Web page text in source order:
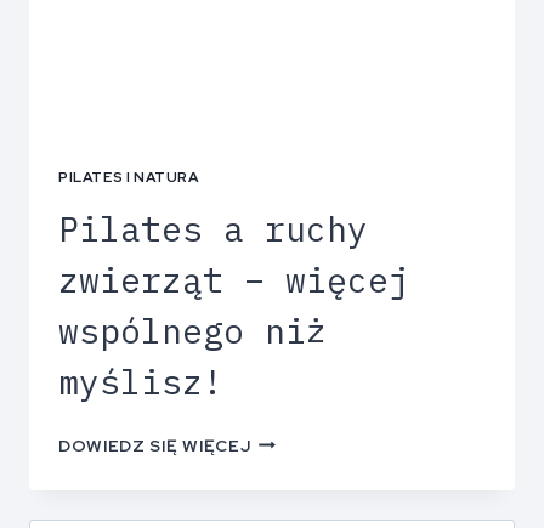
PILATES I NATURA
Pilates a ruchy
zwierząt – więcej
wspólnego niż
myślisz!
DOWIEDZ SIĘ WIĘCEJ